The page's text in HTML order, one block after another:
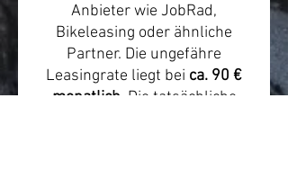
Anbieter wie JobRad,
Bikeleasing oder ähnliche
Partner. Die ungefähre
Leasingrate liegt bei ca. 90 €
monatlich . Die tatsächliche